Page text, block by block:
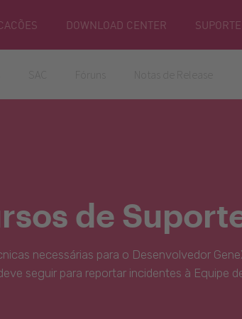
DOWNLOAD CENTER SUPORTE
de
necessárias para o Desenvolvedor
seguir para reportar incidentes à Equipe